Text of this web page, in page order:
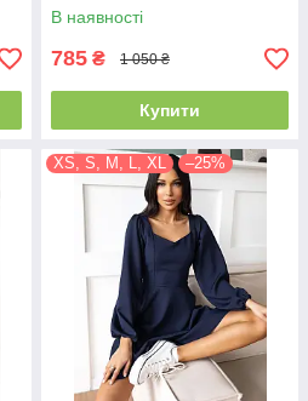
В наявності
785 ₴ 1 050 ₴
Купити
XS, S, M, L, XL –25%